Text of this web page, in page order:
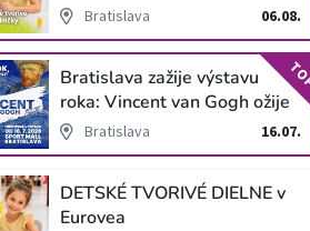
Bratislava 06.08.
Bratislava zažije výstavu
roka: Vincent van Gogh ožije
v unikátnej imerzívnej šou!
Bratislava 16.07.
DETSKÉ TVORIVÉ DIELNE v
Eurovea